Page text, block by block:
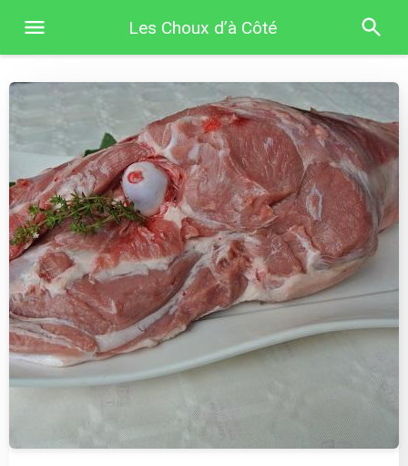
Les Choux d’à Côté